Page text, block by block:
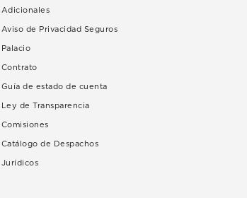
Adicionales
Aviso de Privacidad Seguros
Palacio
Contrato
Guía de estado de cuenta
Ley de Transparencia
Comisiones
Catálogo de Despachos
Jurídicos